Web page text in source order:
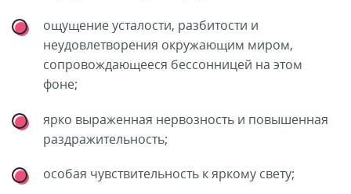
ощущение усталости, разбитости и
неудовлетворения окружающим миром,
сопровождающееся бессонницей на этом
фоне;
ярко выраженная нервозность и повышенная
раздражительность;
особая чувствительность к яркому свету;